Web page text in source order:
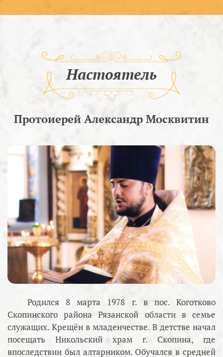
Настоятель
Протоиерей Александр Москвитин
Родился 8 марта 1978 г. в пос. Коготково
Скопинского района Рязанской области в семье
служащих. Крещён в младенчестве. В детстве начал
посещать Никольский храм г. Скопина, где
впоследствии был алтарником. Обучался в средней